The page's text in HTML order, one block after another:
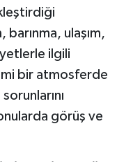
ulaşım,
ilgili
bir atmosferde
görüş ve